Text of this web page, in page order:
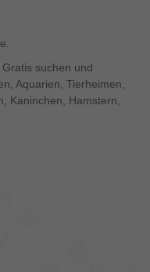
suchen und
Aquarien, Tierheimen,
Kaninchen, Hamstern,